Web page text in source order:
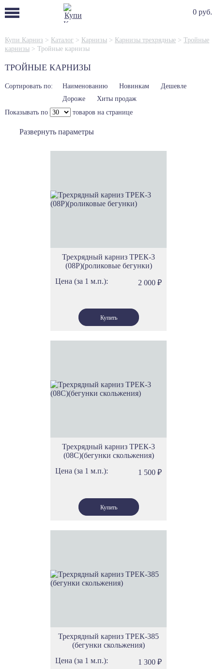
0 руб.
Купи Карниз > Каталог > Карнизы > Карнизы трехрядные > Тройные
карнизы > Тройные карнизы
ТРОЙНЫЕ КАРНИЗЫ
Сортировать по: Наименованию Новинкам
Дешевле
Дороже
Хиты продаж
Показывать по
товаров на странице
Развернуть параметры
Трехрядный карниз ТРЕК-3
(08Р)(роликовые бегунки)
Цена (за 1 м.п.):
2 000 ₽
Трехрядный карниз ТРЕК-3
(08С)(бегунки скольжения)
Цена (за 1 м.п.):
1 500 ₽
Трехрядный карниз ТРЕК-385
(бегунки скольжения)
Цена (за 1 м.п.):
1 300 ₽